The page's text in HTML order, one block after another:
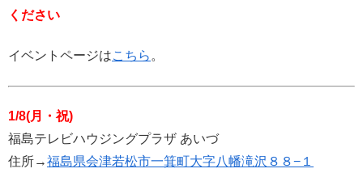
ください
イベントページはこちら 。
1/8(月・祝)
福島テレビハウジングプラザ あいづ
住所→福島県会津若松市一箕町大字八幡滝沢８８−１